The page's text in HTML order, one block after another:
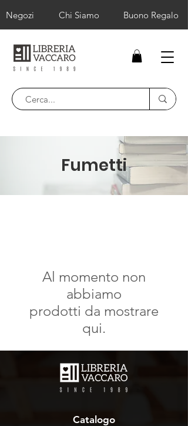
Negozi Chi Siamo Buono Regalo
Sconto -50% scuola media e -30% superiore
Fumetti
Al momento non
abbiamo
prodotti da mostrare
qui.
Catalogo